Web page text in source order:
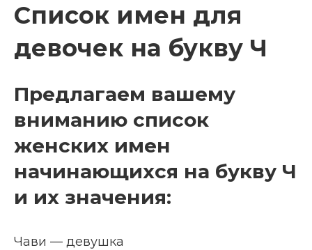
Список имен для
девочек на букву Ч
Предлагаем вашему
вниманию список
женских имен
начинающихся на букву Ч
и их значения:
Чави — девушка